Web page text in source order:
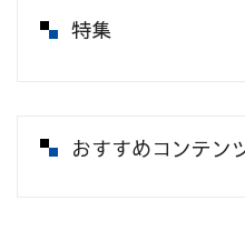
特集
おすすめコンテン